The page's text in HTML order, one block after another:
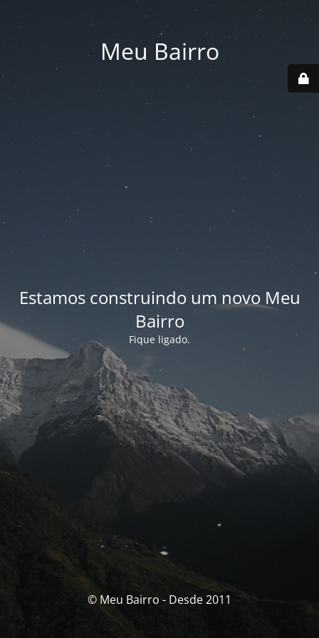
Meu Bairro
Estamos construindo um novo Meu
Bairro
Fique ligado.
© Meu Bairro - Desde 2011